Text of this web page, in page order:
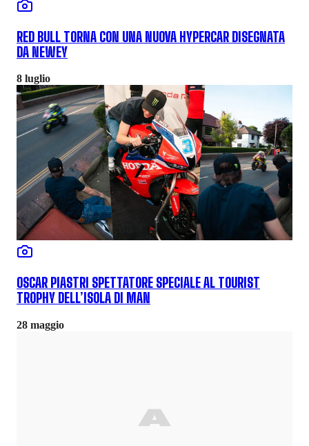
RED BULL TORNA CON UNA NUOVA HYPERCAR DISEGNATA
DA NEWEY
8 luglio
OSCAR PIASTRI SPETTATORE SPECIALE AL TOURIST
TROPHY DELL’ISOLA DI MAN
28 maggio